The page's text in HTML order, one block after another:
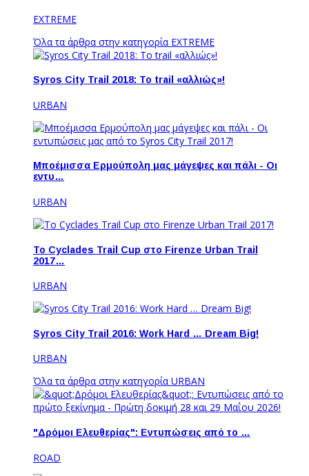
EXTREME
Όλα τα άρθρα στην κατηγορία EXTREME
Syros City Trail 2018: To trail «αλλιώς»!
URBAN
Μποέμισσα Ερμούπολη μας μάγεψες και πάλι - Οι
εντυ…
URBAN
Το Cyclades Trail Cup στο Firenze Urban Trail
2017…
URBAN
Syros City Trail 2016: Work Hard … Dream Big!
URBAN
Όλα τα άρθρα στην κατηγορία URBAN
"Δρόμοι Ελευθερίας": Εντυπώσεις από το …
ROAD